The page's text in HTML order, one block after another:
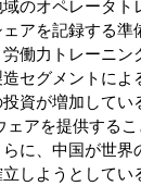
のオペレータト
アを記録する準
働力トレーニン
セグメントによ
資が増加してい
ェアを提供する
に、中国が世界
しようとして